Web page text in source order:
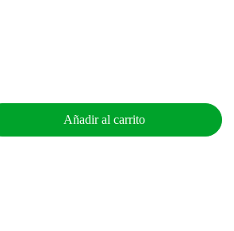
Añadir al carrito